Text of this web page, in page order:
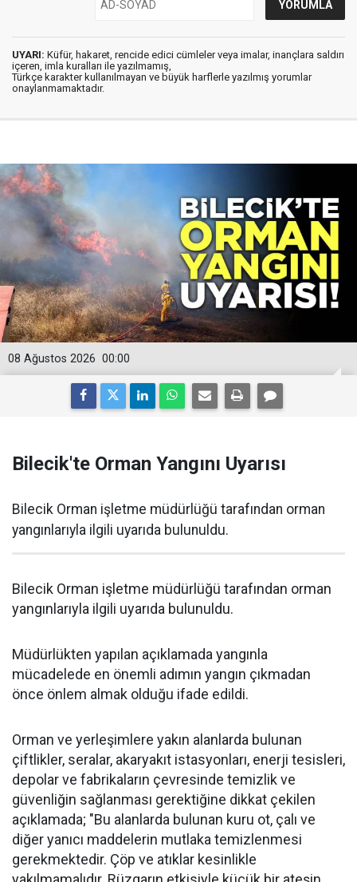
UYARI: Küfür, hakaret, rencide edici cümleler veya imalar, inançlara saldırı
içeren, imla kuralları ile yazılmamış,
Türkçe karakter kullanılmayan ve büyük harflerle yazılmış yorumlar
onaylanmamaktadır.
00:00
08 Ağustos 2026
Bilecik'te Orman Yangını Uyarısı
Bilecik Orman işletme müdürlüğü tarafından orman
yangınlarıyla ilgili uyarıda bulunuldu.
Bilecik Orman işletme müdürlüğü tarafından orman
yangınlarıyla ilgili uyarıda bulunuldu.
Müdürlükten yapılan açıklamada yangınla
mücadelede en önemli adımın yangın çıkmadan
önce önlem almak olduğu ifade edildi.
Orman ve yerleşimlere yakın alanlarda bulunan
çiftlikler, seralar, akaryakıt istasyonları, enerji tesisleri,
depolar ve fabrikaların çevresinde temizlik ve
güvenliğin sağlanması gerektiğine dikkat çekilen
açıklamada; "Bu alanlarda bulunan kuru ot, çalı ve
diğer yanıcı maddelerin mutlaka temizlenmesi
gerekmektedir. Çöp ve atıklar kesinlikle